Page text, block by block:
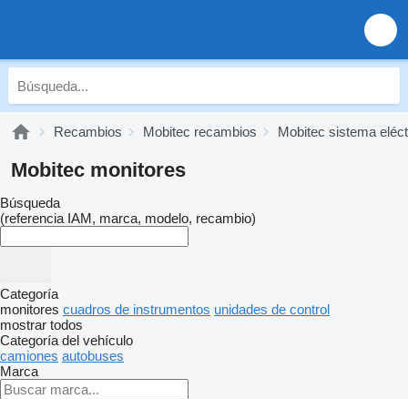
Recambios Mobitec recambios Mobitec sistema
Mobitec monitores
Búsqueda
(referencia IAM, marca, modelo, recambio)
Categoría
monitores cuadros de instrumentos unidades de control
mostrar todos
Categoría del vehículo
camiones autobuses
Marca